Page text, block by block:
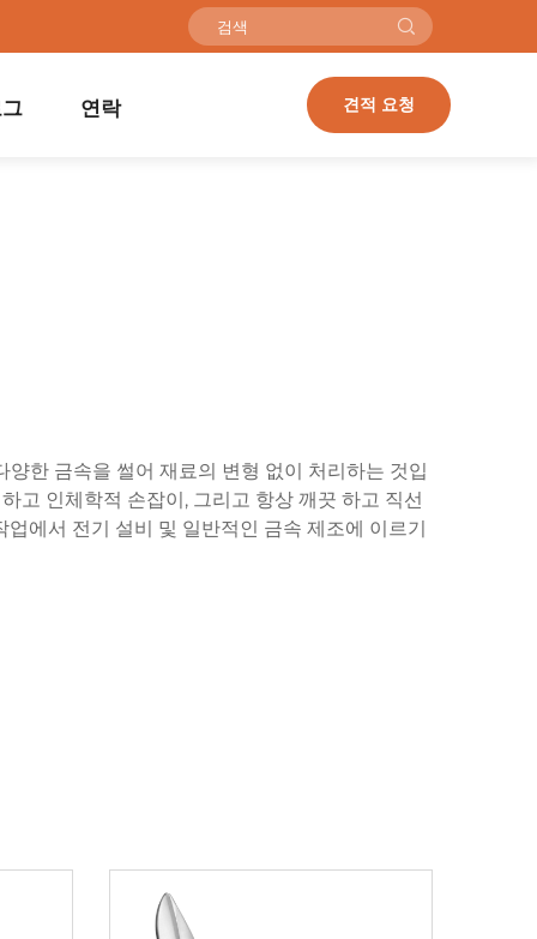
연락 견적 요청
한 금속을 썰어 재료의 변형 없이 처리하는 것입
고 인체학적 손잡이, 그리고 항상 깨끗 하고 직선
에서 전기 설비 및 일반적인 금속 제조에 이르기